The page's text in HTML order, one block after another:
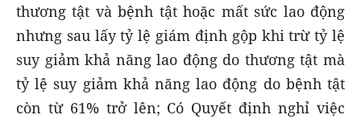
thương tật và bệnh tật hoặc mất sức lao động
nhưng sau lấy tỷ lệ giám định gộp khi trừ tỷ lệ
suy giảm khả năng lao động do thương tật mà
tỷ lệ suy giảm khả năng lao động do bệnh tật
còn từ 61% trở lên; Có Quyết định nghỉ việc